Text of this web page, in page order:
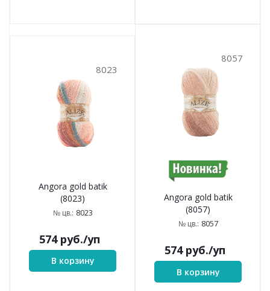
8023
Angora gold batik
(8023)
№ цв.: 8023
574руб./уп
В корзину
8057
Angora gold batik
(8057)
№ цв.: 8057
574руб./уп
В корзину